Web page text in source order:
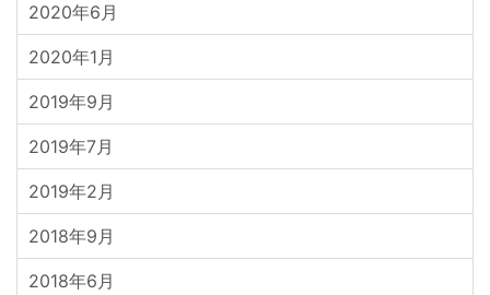
2020年6月
2020年1月
2019年9月
2019年7月
2019年2月
2018年9月
2018年6月